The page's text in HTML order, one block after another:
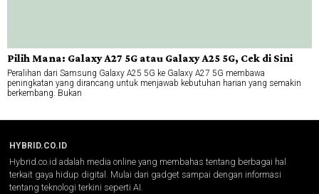
Pilih Mana: Galaxy A27 5G atau Galaxy A25 5G, Cek di Sini
Peralihan dari Samsung Galaxy A25 5G ke Galaxy A27 5G membawa
peningkatan yang dirancang untuk menjawab kebutuhan harian yang semakin
berkembang. Bukan
HYBRID.CO.ID
Hybrid.co.id adalah media online yang membahas tentang berbagai hal
terkait gaya hidup digital. Mulai dari gadget sampai dengan informasi
tentang teknologi terkini seperti AI.